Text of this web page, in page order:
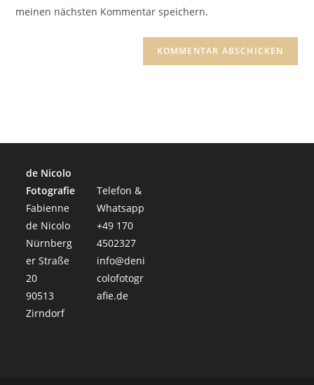
ein
meinen nächsten Kommentar speichern.
de Nicolo
Fotografie
Fabienne
de Nicolo
Nürnberg
er Straße
20
90513
Zirndorf
Telefon &
Whatsapp
+49 170
4502327
info@deni
colofotogr
afie.de